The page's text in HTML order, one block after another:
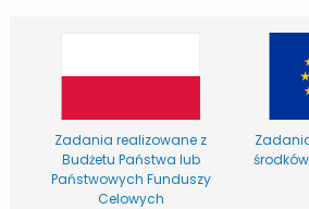
Zadania realizowane z
Budżetu Państwa lub
Państwowych Funduszy
Celowych